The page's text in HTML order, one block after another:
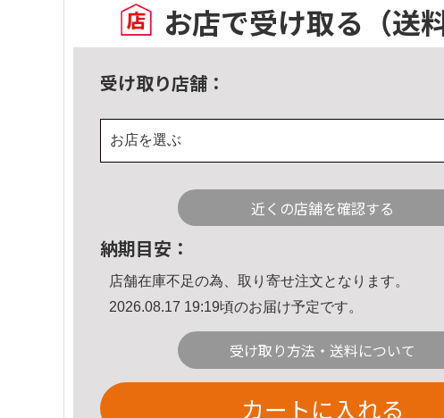
お店で受け取る （送
受け取り店舗：
お店を選ぶ
近くの店舗を確認する
納期目安：
店舗在庫不足の為、取り寄せ注文となります。
2026.08.17 19:19頃のお届け予定です。
受け取り方法・送料について
カートに入れる